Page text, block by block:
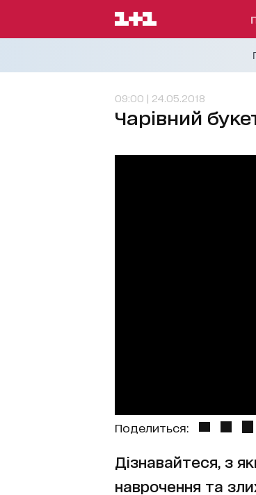
09:00 | 24.05.2018
Чарівний
Поделиться:
Дізнавайтеся, з
наврочення та